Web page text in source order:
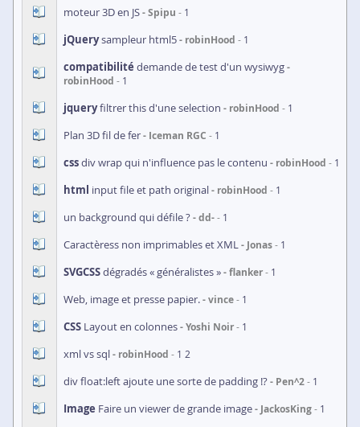
moteur 3D en JS Spipu 1
jQuerysampleur html5 robinHood 1
compatibilité demande de test d'un wysiwyg
robinHood 1
jqueryfiltrer this d'une selection robinHood 1
Plan 3D fil de fer Iceman RGC 1
cssdiv wrap qui n'influence pas le contenu robinHood 1
html input file et path original robinHood 1
un background qui défile ? dd- 1
Caractèress non imprimables et XML Jonas 1
SVGCSSdégradés « généralistes » flanker 1
Web, image et presse papier. vince 1
CSS Layout en colonnes Yoshi Noir 1
xml vs sql robinHood 1 2
div float:left ajoute une sorte de padding !? Pen^2 1
Image Faire un viewer de grande image JackosKing 1